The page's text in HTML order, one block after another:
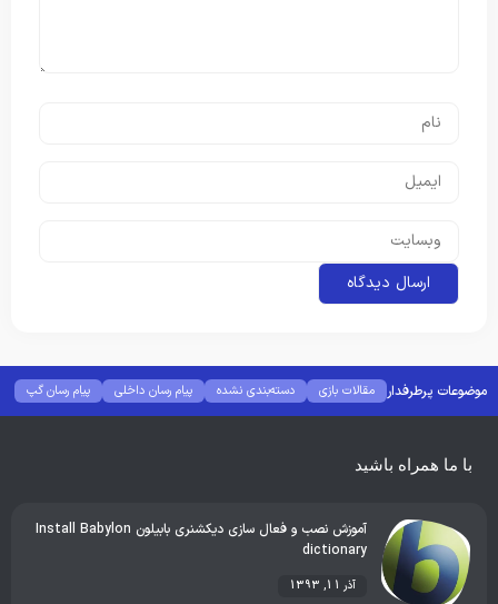
موضوعات پرطرفدار مقالات بازی دسته‌بندی نشده پیام رسان داخلی
پیام رسان گپ
بهترین گجت ها
هوش مصنوعی رفع خطا و ارور
با ما همراه باشید
آموزش نصب و فعال سازی دیکشنری بابیلون Install Babylon
dictionary
آذر 11, 1393